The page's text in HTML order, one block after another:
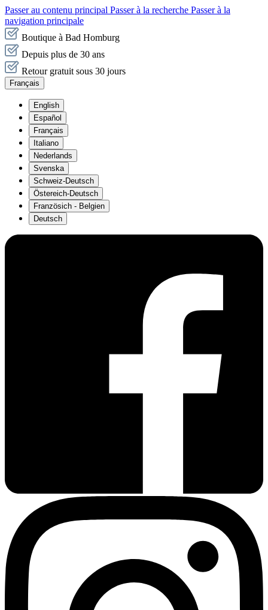
Passer au contenu principal Passer à la recherche Passer à la
navigation principale
Boutique à Bad Homburg
Depuis plus de 30 ans
Retour gratuit sous 30 jours
Français
English
Español
Français
Italiano
Nederlands
Svenska
Schweiz-Deutsch
Östereich-Deutsch
Französich - Belgien
Deutsch